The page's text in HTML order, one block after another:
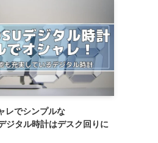
レでシンプルな
ジタル時計はデスク回りに